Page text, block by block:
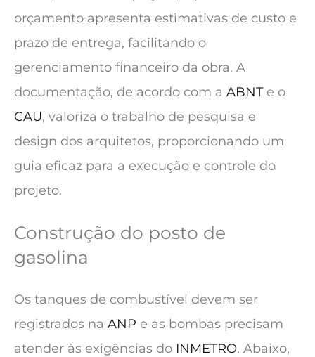
orçamento apresenta estimativas de custo e
prazo de entrega, facilitando o
gerenciamento financeiro da obra. A
documentação, de acordo com a ABNTe o
CAU, valoriza o trabalho de pesquisa e
design dos arquitetos, proporcionando um
guia eficaz para a execução e controle do
projeto.
Construção do posto de
gasolina
Os tanques de combustível devem ser
registrados na ANP e as bombas precisam
atender às exigências do INMETRO. Abaixo,